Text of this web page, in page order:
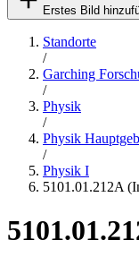
Erstes Bild
Standorte
/
Garching
/
Physik
/
Physik
/
Physik I
5101.01.212A